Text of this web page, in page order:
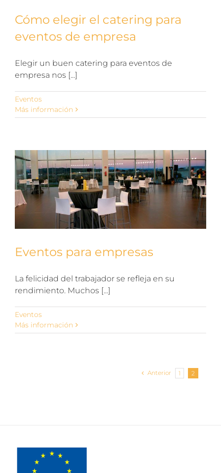
Cómo elegir el catering para
eventos de empresa
Elegir un buen catering para eventos de
empresa nos [...]
Eventos
Más información
Eventos para empresas
La felicidad del trabajador se refleja en su
rendimiento. Muchos [...]
Eventos
Más información
Anterior 1 2